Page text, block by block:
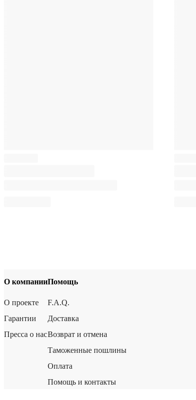
О компании
О проекте
Гарантии
Пресса о нас
Помощь
F.A.Q.
Доставка
Возврат и отмена
Таможенные пошлины
Оплата
Помощь и контакты